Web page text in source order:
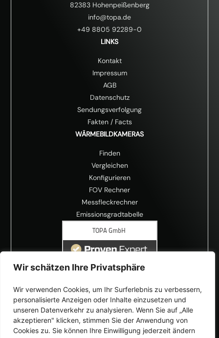
Wir schätzen Ihre Privatsphäre
Wir verwenden Cookies, um Ihr Surferlebnis zu verbessern,
personalisierte Anzeigen oder Inhalte einzusetzen und
unseren Datenverkehr zu analysieren. Wenn Sie auf „Alle
akzeptieren" klicken, stimmen Sie der Anwendung von
Cookies zu. Sie können Ihre Einwilligung jederzeit ändern
82383 Hohenpeißenberg
info@topa.de
+49 8805 92289-0
LINKS
Kontakt
Impressum
AGB
Datenschutz
Sendungsverfolgung
Fakten/ Facts
WÄRMEBILDKAMERAS
Finden
Vergleichen
Konfigurieren
FOV Rechner
Messfleckrechner
Emissionsgradtabelle